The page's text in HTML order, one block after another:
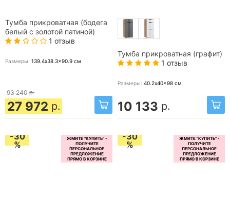
Тумба прикроватная (бодега
белый с золотой патиной)
1 отзыв
Размеры: 139.4x38.3x90.9 см
93 240 р.
27 972 р.
Тумба прикроватная (графит)
1 отзыв
Размеры: 40.2x40x98 см
10 133 р.
-30
%
-30
%